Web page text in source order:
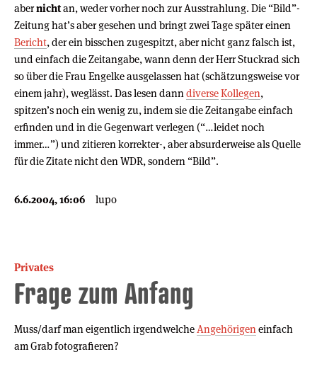
abernichtan, weder vorher noch zur Ausstrahlung. Die “Bild”-
Zeitung hat’s aber gesehen und bringt zwei Tage später einen
Bericht, der ein bisschen zugespitzt, aber nicht ganz falsch ist,
und einfach die Zeitangabe, wann denn der Herr Stuckrad sich
so über die Frau Engelke ausgelassen hat (schätzungsweise vor
einem jahr), weglässt. Das lesen dann diverseKollegen,
spitzen’s noch ein wenig zu, indem sie die Zeitangabe einfach
erfinden und in die Gegenwart verlegen (“…leidet noch
immer…”) und zitieren korrekter-, aber absurderweise als Quelle
für die Zitate nicht den WDR, sondern “Bild”.
6.6.2004, 16:06 lupo
Privates
Frage zum Anfang
Muss/darf man eigentlich irgendwelche Angehörigen einfach
am Grab fotografieren?